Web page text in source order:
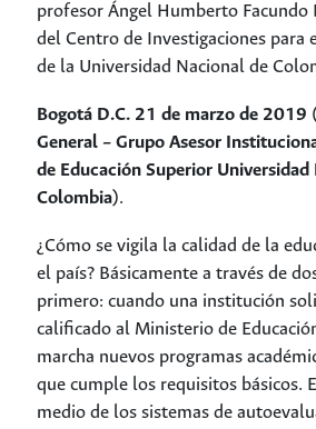
profesor Ángel Humberto Facundo
del Centro de Investigaciones para
de la Universidad Nacional de
Bogotá D.C. 21 de marzo de 2019
General – Grupo Asesor
de Educación Superior Universidad
Colombia).
¿Cómo se vigila la calidad de la
el país? Básicamente a través de
primero: cuando una institución
calificado al Ministerio de
marcha nuevos programas
que cumple los requisitos básicos.
medio de los sistemas de